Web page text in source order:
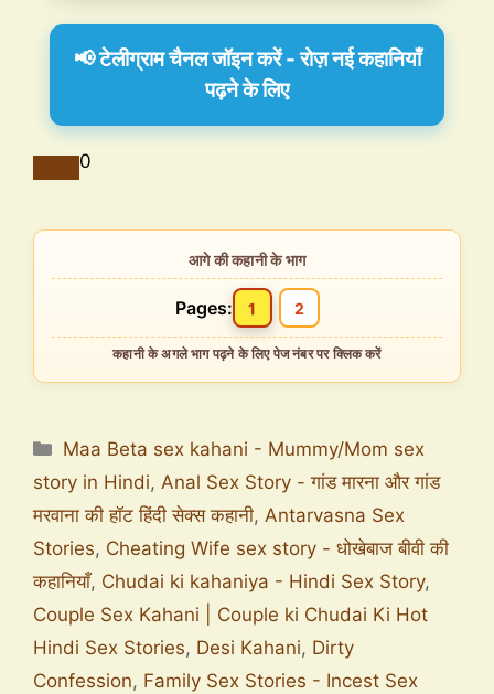
📢 टेलीग्राम चैनल जॉइन करें - रोज़ नई कहानियाँ
पढ़ने के लिए
0
Pages: 1 2
Maa Beta sex kahani - Mummy/Mom sex
story in Hindi, Anal Sex Story - गांड मारना और गांड
मरवाना की हॉट हिंदी सेक्स कहानी, Antarvasna Sex
Stories, Cheating Wife sex story - धोखेबाज बीवी की
कहानियाँ, Chudai ki kahaniya - Hindi Sex Story,
Couple Sex Kahani | Couple ki Chudai Ki Hot
Hindi Sex Stories, Desi Kahani, Dirty
Confession, Family Sex Stories - Incest Sex